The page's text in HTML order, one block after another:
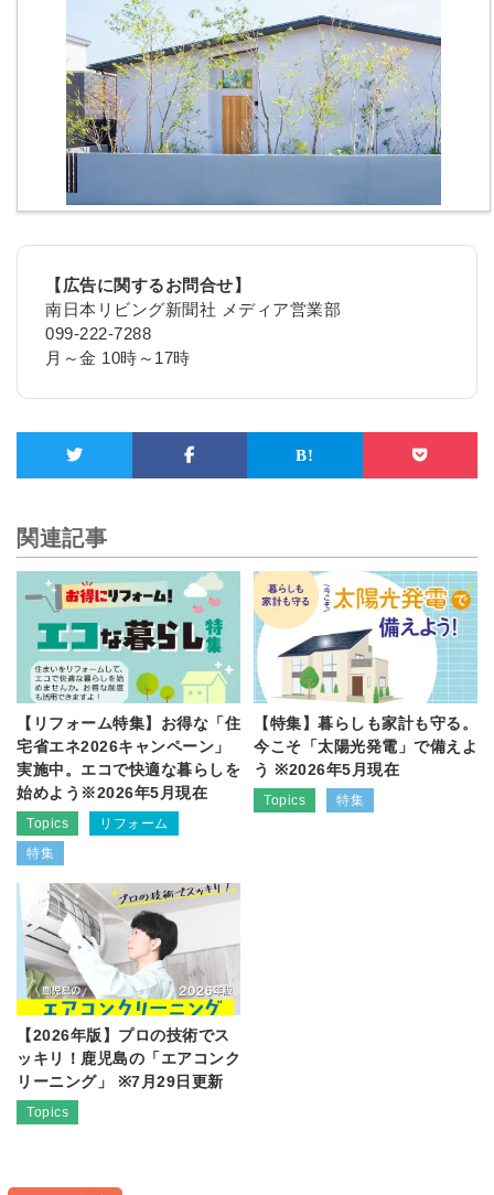
【広告に関するお問合せ】
南日本リビング新聞社 メディア営業部
099-222-7288
月～金 10時～17時
関連記事
【リフォーム特集】お得な「住
宅省エネ2026キャンペーン」
実施中。エコで快適な暮らしを
始めよう※2026年5月現在
Topics
リフォーム
特集
【特集】暮らしも家計も守る。
今こそ「太陽光発電」で備えよ
う ※2026年5月現在
Topics 特集
【2026年版】プロの技術でス
ッキリ！鹿児島の「エアコンク
リーニング」 ※7月29日更新
Topics